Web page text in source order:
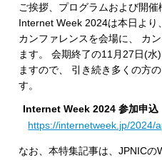
ご挨拶、プログラムおよび開催
Internet Week 2024は本日より
カンファレンスを会場に、 カ
ます。 会期終了の11月27日(
ますので、 引き続き多くの方
す。
Internet Week 2024 参加申込
https://internetweek.jp/2024/
なお、本特集記事は、JPNICの